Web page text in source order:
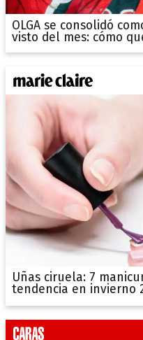
OLGA se consolidó
visto del mes: cómo
Uñas ciruela: 7
tendencia en invierno